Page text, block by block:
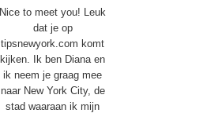
Nice to meet you! Leuk
dat je op
tipsnewyork.com komt
kijken. Ik ben Diana en
ik neem je graag mee
naar New York City, de
stad waaraan ik mijn